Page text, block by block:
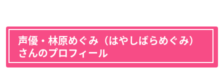
声優・林原めぐみ（はやしばらめぐみ）
さんのプロフィール